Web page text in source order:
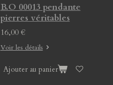
B.O 00013 pendante
pierres véritables
16,00 €
Voir les détails
Ajouter au panier